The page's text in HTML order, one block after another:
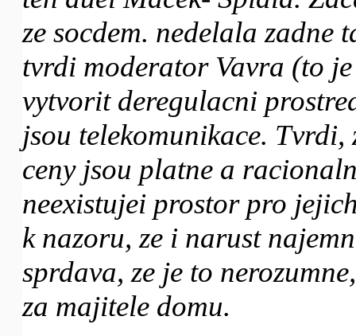
ze socdem. nedelala
tvrdi moderator Vavra (to
vytvorit deregulacni
jsou telekomunikace. Tvrdi,
ceny jsou platne a
neexistujei prostor pro
k nazoru, ze i narust
sprdava, ze je to
za majitele domu.